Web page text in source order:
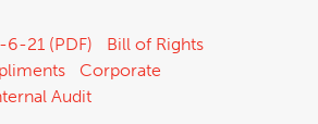
6-21 (PDF)
Bill of Rights
Corporate
Audit